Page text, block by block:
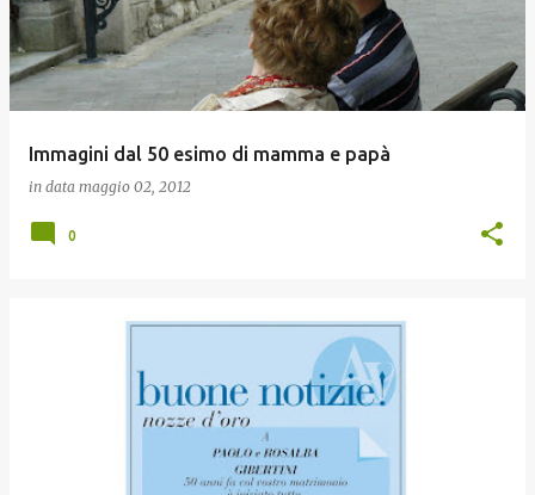
Immagini dal 50 esimo di mamma e papà
in data maggio 02, 2012
0